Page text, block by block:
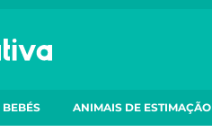
BEBÉS ANIMAIS DE ESTIMAÇÃO